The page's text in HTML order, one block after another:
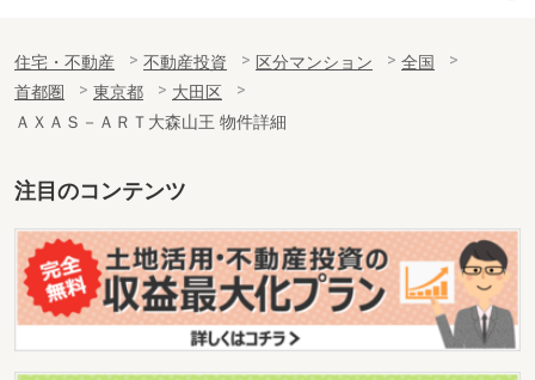
住宅・不動産 不動産投資 区分マンション
全国
首都圏
東京都
大田区
ＡＸＡＳ－ＡＲＴ大森山王 物件詳細
注目のコンテンツ